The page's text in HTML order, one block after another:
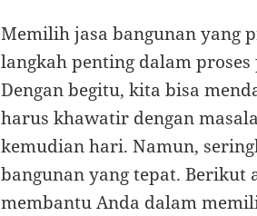
Memilih jasa bangunan yang
langkah penting dalam
Dengan begitu, kita bisa
harus khawatir dengan
kemudian hari. Namun,
bangunan yang tepat. Berikut
membantu Anda dalam